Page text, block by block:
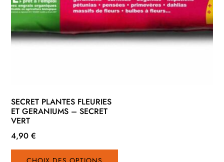
SECRET PLANTES FLEURIES
ET GERANIUMS – SECRET
VERT
4,90€
Ce